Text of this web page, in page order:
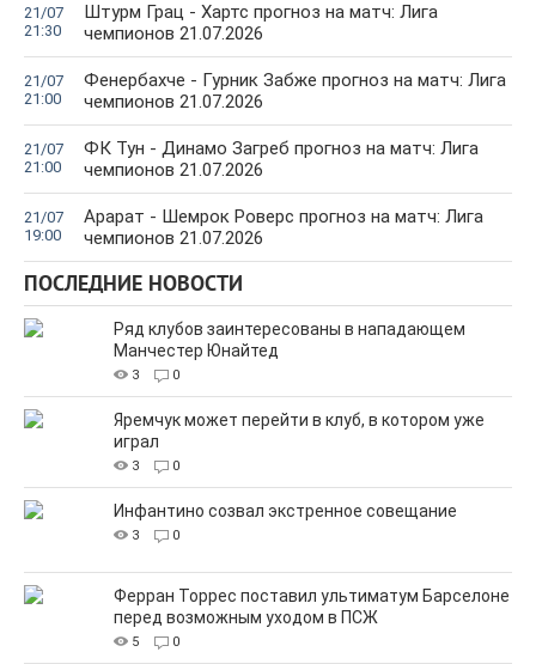
21/07
21:30
Штурм Грац - Хартс прогноз на матч: Лига
чемпионов 21.07.2026
21/07
21:00
Фенербахче - Гурник Забже прогноз на матч: Лига
чемпионов 21.07.2026
21/07
21:00
ФК Тун - Динамо Загреб прогноз на матч: Лига
чемпионов 21.07.2026
21/07
19:00
Арарат - Шемрок Роверс прогноз на матч: Лига
чемпионов 21.07.2026
ПОСЛЕДНИЕ НОВОСТИ
Ряд клубов заинтересованы в нападающем
Манчестер Юнайтед
3 0
Яремчук может перейти в клуб, в котором уже
играл
3 0
Инфантино созвал экстренное совещание
3 0
Ферран Торрес поставил ультиматум Барселоне
перед возможным уходом в ПСЖ
5 0